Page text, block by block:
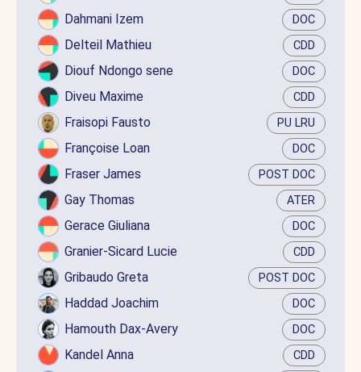
Dahmani Izem DOC
Delteil Mathieu CDD
Diouf Ndongo sene DOC
Diveu Maxime CDD
Fraisopi Fausto PU LRU
Françoise Loan DOC
Fraser James POST DOC
Gay Thomas ATER
Gerace Giuliana DOC
Granier-Sicard Lucie CDD
Gribaudo Greta POST DOC
Haddad Joachim DOC
Hamouth Dax-Avery DOC
Kandel Anna CDD